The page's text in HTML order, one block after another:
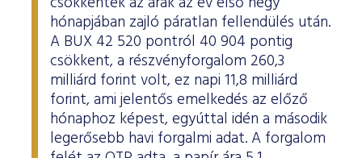
hónapjában zajló páratlan fellendülés után.
A BUX 42 520 pontról 40 904 pontig
csökkent, a részvényforgalom 260,3
milliárd forint volt, ez napi 11,8 milliárd
forint, ami jelentős emelkedés az előző
hónaphoz képest, egyúttal idén a második
legerősebb havi forgalmi adat. A forgalom